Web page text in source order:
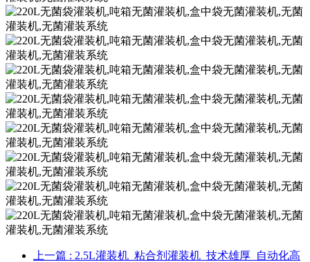
上一篇 : 2.5L灌装机_粘合剂灌装机_技术雄厚_自动化高